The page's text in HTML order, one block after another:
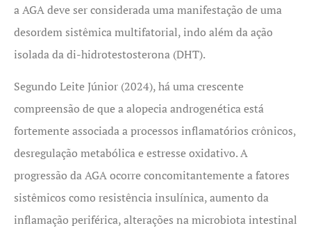
a AGA deve ser considerada uma manifestação de uma
desordem sistêmica multifatorial, indo além da ação
isolada da di-hidrotestosterona (DHT).
Segundo Leite Júnior (2024), há uma crescente
compreensão de que a alopecia androgenética está
fortemente associada a processos inflamatórios crônicos,
desregulação metabólica e estresse oxidativo. A
progressão da AGA ocorre concomitantemente a fatores
sistêmicos como resistência insulínica, aumento da
inflamação periférica, alterações na microbiota intestinal